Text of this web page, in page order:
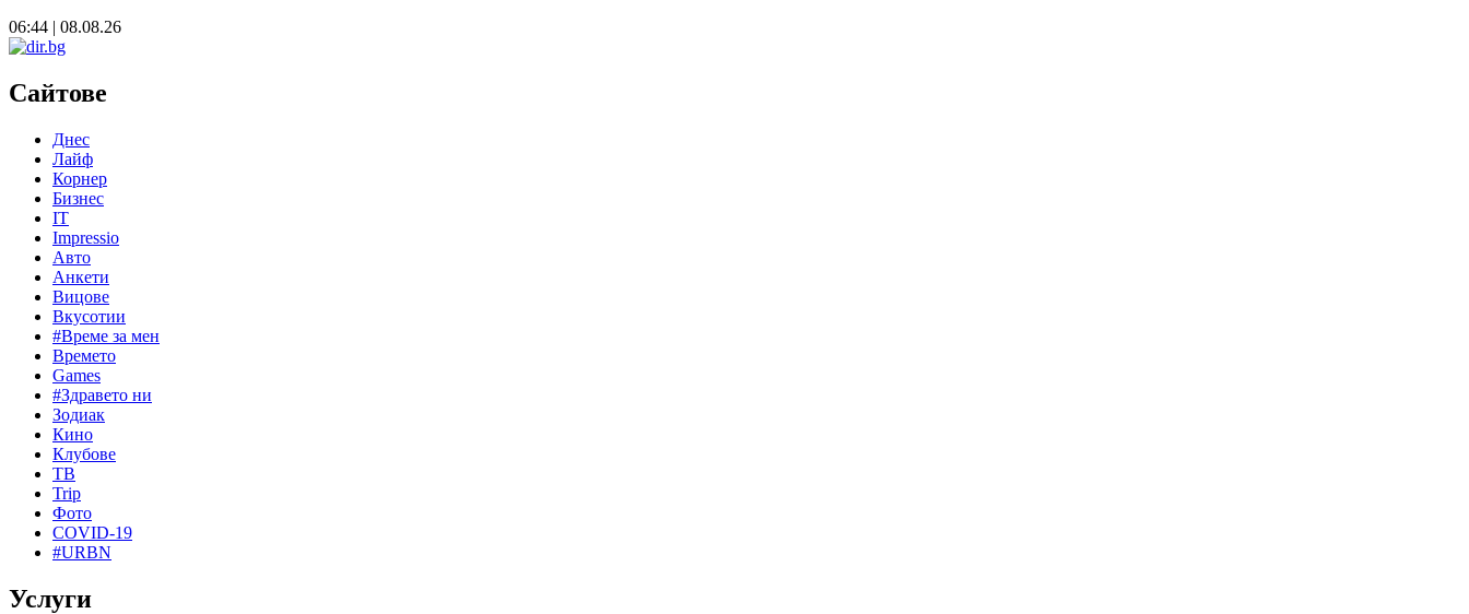
06:44 | 08.08.26
Сайтове
Днес
Лайф
Корнер
Бизнес
IT
Impressio
Авто
Анкети
Вицове
Вкусотии
#Време за мен
Времето
Games
#Здравето ни
Зодиак
Кино
Клубове
ТВ
Trip
Фото
COVID-19
#URBN
Услуги